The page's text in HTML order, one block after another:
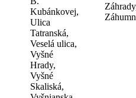
Kubánkovej,
Ulica
Tatranská,
Veselá ulica,
Vyšné
Hrady,
Vyšné
Skaliská,